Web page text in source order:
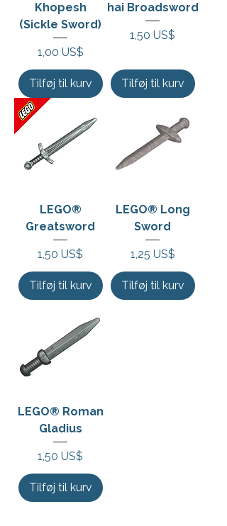
Khopesh
(Sickle Sword)
Pris
1,00 US$
Tilføj til kurv
hai Broadsword
Pris
1,50 US$
Tilføj til kurv
LEGO®
Greatsword
Pris
1,50 US$
Tilføj til kurv
LEGO® Long
Sword
Pris
1,25 US$
Tilføj til kurv
LEGO® Roman
Gladius
Pris
1,50 US$
Tilføj til kurv